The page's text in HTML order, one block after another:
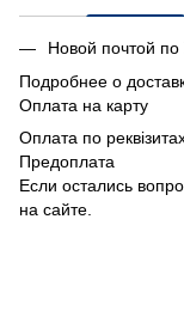
Новой почтой
Подробнее о
Оплата на карту
Оплата по
Предоплата
Если остались
на сайте.